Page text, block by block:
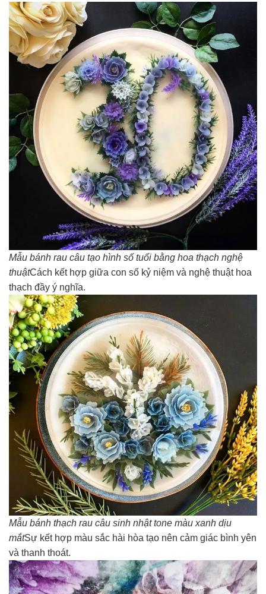
Mẫu bánh rau câu tạo hình số tuổi bằng hoa thạch nghệ
thuậtCách kết hợp giữa con số kỷ niệm và nghệ thuật hoa
thạch đầy ý nghĩa.
Mẫu bánh thạch rau câu sinh nhật tone màu xanh dịu
mắtSự kết hợp màu sắc hài hòa tạo nên cảm giác bình yên
và thanh thoát.